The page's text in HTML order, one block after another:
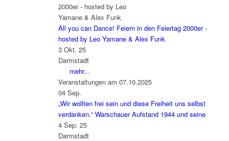
All you can Dance! Feiern in den Feiertag 2000er -
hosted by Leo Yamane & Alex Funk
3 Okt. 25
Darmstadt
mehr...
Veranstaltungen am 07.10.2025
04 Sep.
„Wir wollten frei sein und diese Freiheit uns selbst
verdanken.“ Warschauer Aufstand 1944 und seine
4 Sep. 25
Darmstadt